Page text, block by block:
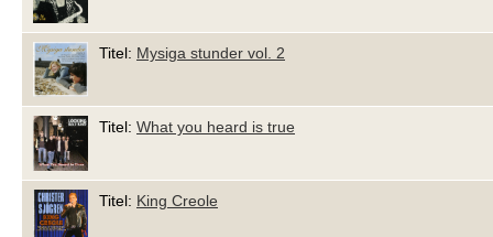
Titel: Mysiga stunder vol. 2
Titel: What you heard is true
Titel: King Creole